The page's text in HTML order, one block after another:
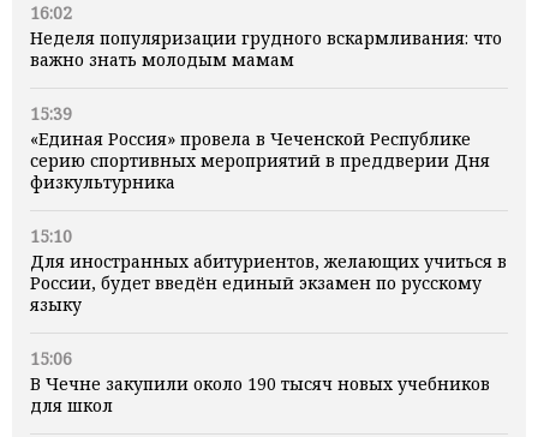
16:02
Неделя популяризации грудного вскармливания: что
важно знать молодым мамам
15:39
«Единая Россия» провела в Чеченской Республике
серию спортивных мероприятий в преддверии Дня
физкультурника
15:10
Для иностранных абитуриентов, желающих учиться в
России, будет введён единый экзамен по русскому
языку
15:06
В Чечне закупили около 190 тысяч новых учебников
для школ